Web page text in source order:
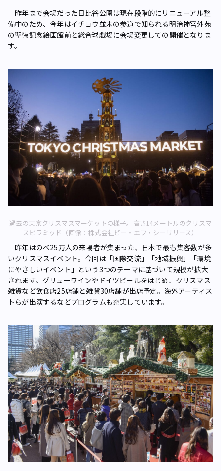
昨年まで会場だった日比谷公園は現在段階的にリニューアル整
備中のため、今年はイチョウ並木の参道で知られる明治神宮外苑
の聖徳記念絵画館前と総合球戯場に会場変更しての開催となりま
す。
過去の東京クリスマスマーケットの様子。高さ14メートルのクリスマ
スピラミッド（画像：株式会社ビー・エフ・シーリリース）
昨年はのべ25万人の来場者が集まった、日本で最も集客数が多
いクリスマスイベント。今回は「国際交流」「地域振興」「環境
にやさしいイベント」という3つのテーマに基づいて規模が拡大
されます。グリューワインやドイツビールをはじめ、クリスマス
雑貨など飲食店25店舗と雑貨30店舗が出店予定。海外アーティス
トらが出演するなどプログラムも充実しています。